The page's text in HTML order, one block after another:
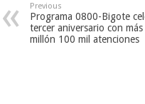
Previous
Programa 0800-Bigote
tercer aniversario con
millón 100 mil atenciones